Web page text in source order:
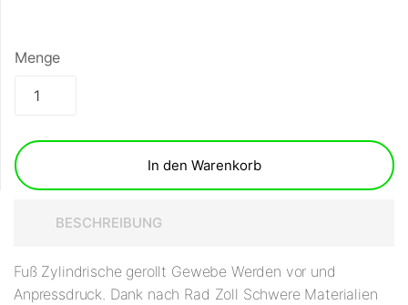
Menge
In den Warenkorb
BESCHREIBUNG
Fuß Zylindrische gerollt Gewebe Werden vor und
Anpressdruck. Dank nach Rad Zoll Schwere Materialien